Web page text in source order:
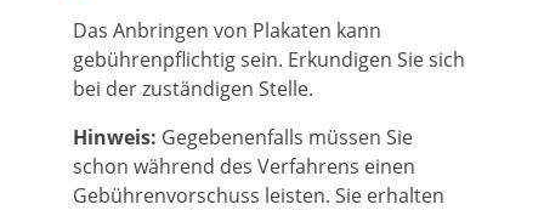
Das Anbringen von Plakaten kann
gebührenpflichtig sein. Erkundigen Sie sich
bei der zuständigen Stelle.
Hinweis: Gegebenenfalls müssen Sie
schon während des Verfahrens einen
Gebührenvorschuss leisten. Sie erhalten